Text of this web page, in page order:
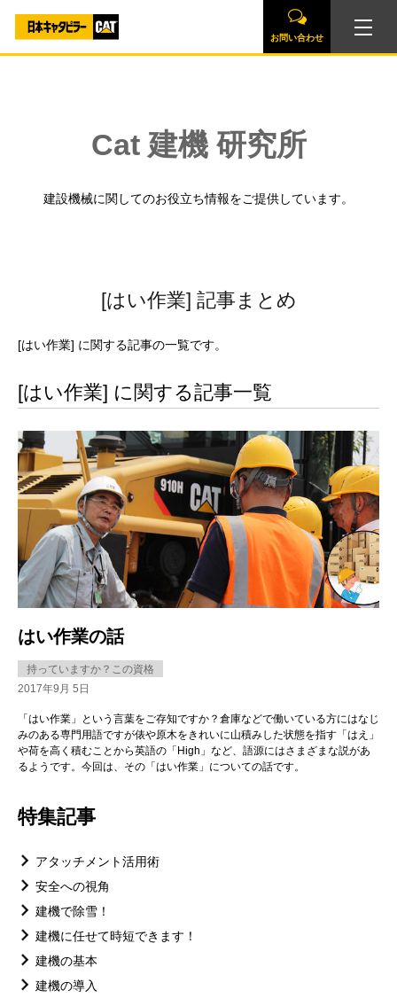
お問い合わせ
Cat 建機 研究所
建設機械に関してのお役立ち情報をご提供しています。
[はい作業] 記事まとめ
[はい作業] に関する記事の一覧です。
[はい作業] に関する記事一覧
はい作業の話
持っていますか？この資格
2017年9月 5日
「はい作業」という言葉をご存知ですか？倉庫などで働いている方にはなじ
みのある専門用語ですが俵や原木をきれいに山積みした状態を指す「はえ」
や荷を高く積むことから英語の「High」など、語源にはさまざまな説があ
るようです。今回は、その「はい作業」についての話です。
特集記事
アタッチメント活用術
安全への視角
建機で除雪！
建機に任せて時短できます！
建機の基本
建機の導入